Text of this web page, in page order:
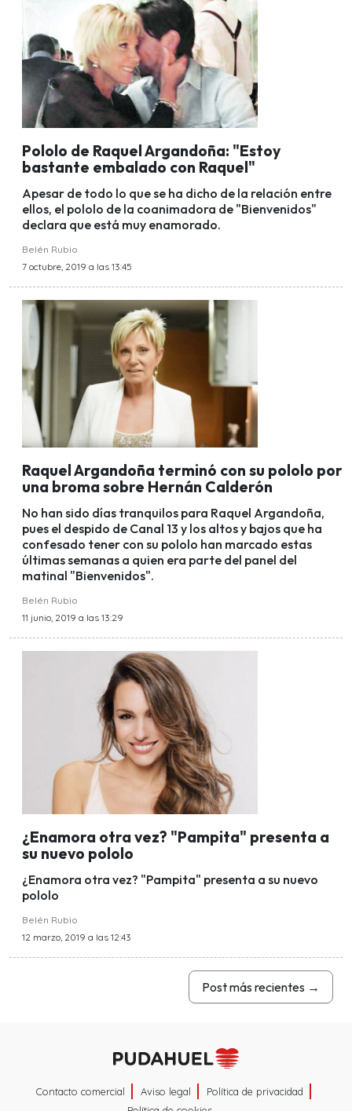
Pololo de Raquel Argandoña: "Estoy
bastante embalado con Raquel"
Apesar de todo lo que se ha dicho de la relación entre
ellos, el pololo de la coanimadora de "Bienvenidos"
declara que está muy enamorado.
Belén Rubio
7 octubre, 2019 a las 13:45
Raquel Argandoña terminó con su pololo por
una broma sobre Hernán Calderón
No han sido días tranquilos para Raquel Argandoña,
pues el despido de Canal 13 y los altos y bajos que ha
confesado tener con su pololo han marcado estas
últimas semanas a quien era parte del panel del
matinal "Bienvenidos".
Belén Rubio
11 junio, 2019 a las 13:29
¿Enamora otra vez? "Pampita" presenta a
su nuevo pololo
¿Enamora otra vez? "Pampita" presenta a su nuevo
pololo
Belén Rubio
12 marzo, 2019 a las 12:43
Post más recientes →
Contacto comercial Aviso legal
Política de privacidad